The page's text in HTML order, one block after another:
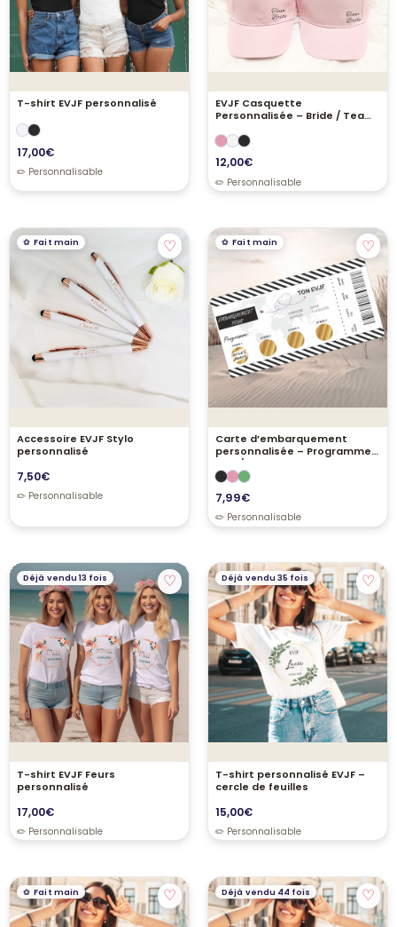
T-shirt EVJF personnalisé
17,00€
EVJF Casquette
Personnalisée – Bride / Team
12,00€
Fait main ♡
Accessoire EVJF Stylo
personnalisé
7,50€
Fait main ♡
Carte d’embarquement
personnalisée – Programme
EVJF/EVG
7,99€
Déjà vendu 13 fois ♡
T-shirt EVJF Feurs
personnalisé
17,00€
Déjà vendu 35 fois ♡
T-shirt personnalisé EVJF –
cercle de feuilles
15,00€
Fait main ♡ Déjà vendu 44 fois ♡